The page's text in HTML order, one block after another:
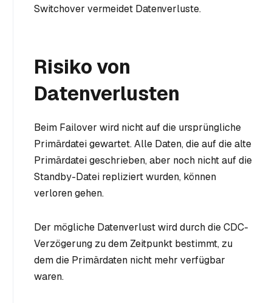
Switchover vermeidet Datenverluste.
Risiko von
Datenverlusten
Beim Failover wird nicht auf die ursprüngliche
Primärdatei gewartet. Alle Daten, die auf die alte
Primärdatei geschrieben, aber noch nicht auf die
Standby-Datei repliziert wurden, können
verloren gehen.
Der mögliche Datenverlust wird durch die CDC-
Verzögerung zu dem Zeitpunkt bestimmt, zu
dem die Primärdaten nicht mehr verfügbar
waren.